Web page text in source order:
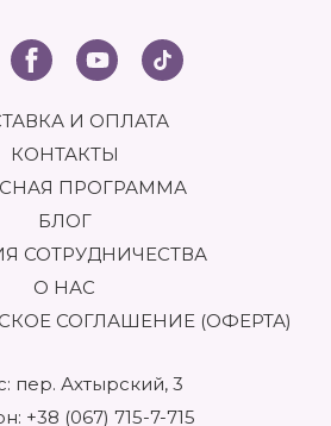
подразумевает грамотный
препаратов, подходящих
на две группы:
клеток, который удерживается
– кутикулой. На краю кутикулы
ухоженными, необходимо
И ОПЛАТА
КОНТАКТЫ
ПРОГРАММА
БЛОГ
СОТРУДНИЧЕСТВА
О НАС
СОГЛАШЕНИЕ (ОФЕРТА)
пер. Ахтырский, 3
+38 (067) 715-7-715